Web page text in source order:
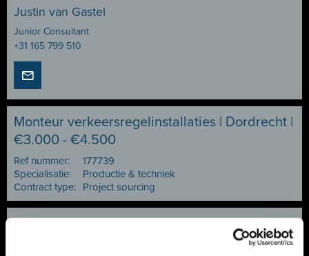
Justin van Gastel
Junior Consultant
+31 165 799 510
Monteur verkeersregelinstallaties | Dordrecht |
€3.000 - €4.500
Ref nummer:
177739
Specialisatie:
Productie & techniek
Contract type:
Project sourcing
Vacature delen of bewaren